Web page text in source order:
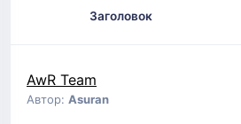
Заголовок
AwR Team
Автор: Asuran